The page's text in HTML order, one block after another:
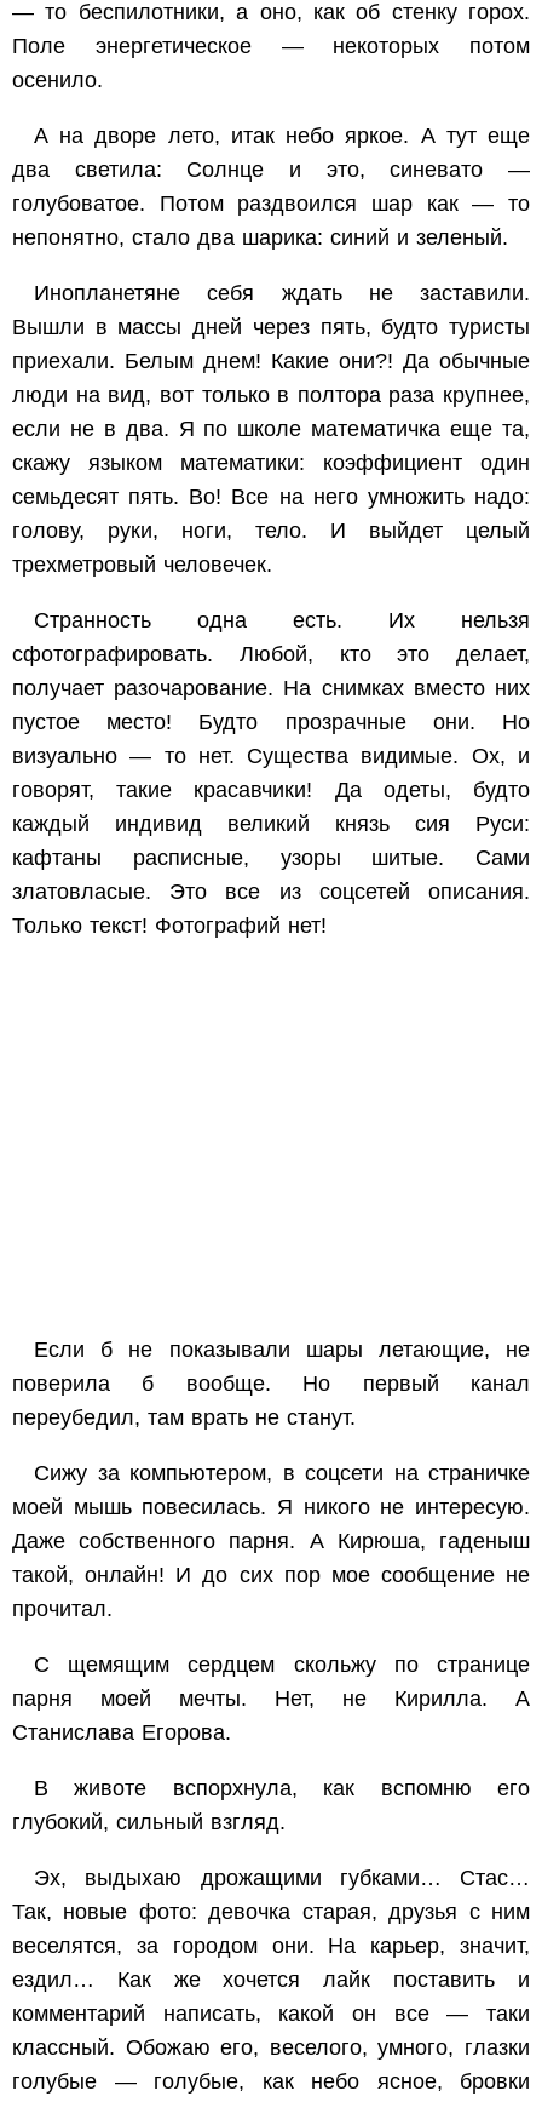
— то беспилотники, а оно, как об стенку горох.
Поле энергетическое — некоторых потом
осенило.
А на дворе лето, итак небо яркое. А тут еще
два светила: Солнце и это, синевато —
голубоватое. Потом раздвоился шар как — то
непонятно, стало два шарика: синий и зеленый.
Инопланетяне себя ждать не заставили.
Вышли в массы дней через пять, будто туристы
приехали. Белым днем! Какие они?! Да обычные
люди на вид, вот только в полтора раза крупнее,
если не в два. Я по школе математичка еще та,
скажу языком математики: коэффициент один
семьдесят пять. Во! Все на него умножить надо:
голову, руки, ноги, тело. И выйдет целый
трехметровый человечек.
Странность одна есть. Их нельзя
сфотографировать. Любой, кто это делает,
получает разочарование. На снимках вместо них
пустое место! Будто прозрачные они. Но
визуально — то нет. Существа видимые. Ох, и
говорят, такие красавчики! Да одеты, будто
каждый индивид великий князь сия Руси:
кафтаны расписные, узоры шитые. Сами
златовласые. Это все из соцсетей описания.
Только текст! Фотографий нет!
Если б не показывали шары летающие, не
поверила б вообще. Но первый канал
переубедил, там врать не станут.
Сижу за компьютером, в соцсети на страничке
моей мышь повесилась. Я никого не интересую.
Даже собственного парня. А Кирюша, гаденыш
такой, онлайн! И до сих пор мое сообщение не
прочитал.
С щемящим сердцем скольжу по странице
парня моей мечты. Нет, не Кирилла. А
Станислава Егорова.
В животе вспорхнула, как вспомню его
глубокий, сильный взгляд.
Эх, выдыхаю дрожащими губками… Стас…
Так, новые фото: девочка старая, друзья с ним
веселятся, за городом они. На карьер, значит,
ездил… Как же хочется лайк поставить и
комментарий написать, какой он все — таки
классный. Обожаю его, веселого, умного, глазки
голубые — голубые, как небо ясное, бровки